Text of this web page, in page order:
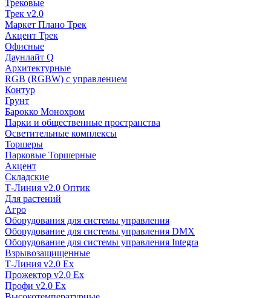
Трековые
Трек v2.0
Маркет Плано Трек
Акцент Трек
Офисные
Даунлайт Q
Архитектурные
RGB (RGBW) с управлением
Контур
Грунт
Барокко Монохром
Парки и общественные пространства
Осветительные комплексы
Торшеры
Парковые Торшерные
Акцент
Складские
Т-Линия v2.0 Оптик
Для растений
Агро
Оборудования для системы управления
Оборудование для системы управления DMX
Оборудование для системы управления Integra
Взрывозащищенные
Т-Линия v2.0 Ex
Прожектор v2.0 Ex
Профи v2.0 Ex